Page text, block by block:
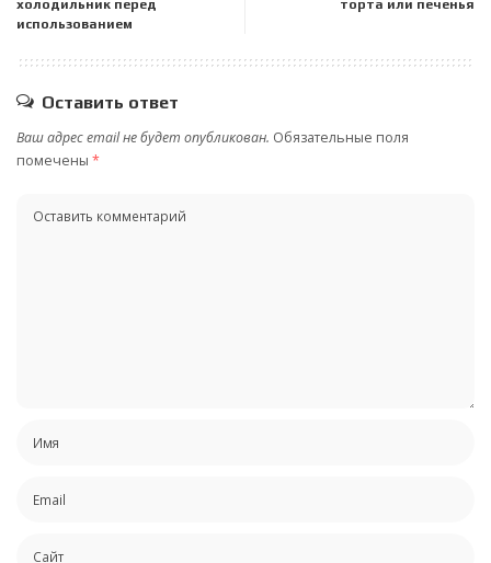
холодильник перед
использованием
торта или печенья
Оставить ответ
Ваш адрес email не будет опубликован. Обязательные поля
помечены *